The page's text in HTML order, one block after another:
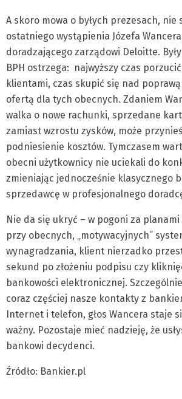
A skoro mowa o byłych prezesach, nie
ostatniego wystąpienia Józefa
doradzającego zarządowi Deloitte.
BPH ostrzega: najwyższy czas
klientami, czas skupić się nad poprawą
ofertą dla tych obecnych. Zdaniem
walka o nowe rachunki, sprzedane
zamiast wzrostu zysków, może
podniesienie kosztów. Tymczasem
obecni użytkownicy nie uciekali do
zmieniając jednocześnie klasycznego
sprzedawcę w profesjonalnego
Nie da się ukryć – w pogoni za
przy obecnych, „motywacyjnych”
wynagradzania, klient nierzadko
sekund po złożeniu podpisu czy
bankowości elektronicznej.
coraz częściej nasze kontakty z
Internet i telefon, głos Wancera staje
ważny. Pozostaje mieć nadzieję, że
bankowi decydenci.
Źródło: Bankier.pl